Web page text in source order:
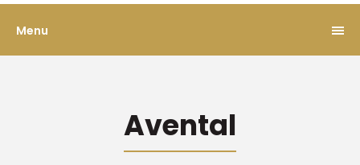
Menu
Avental